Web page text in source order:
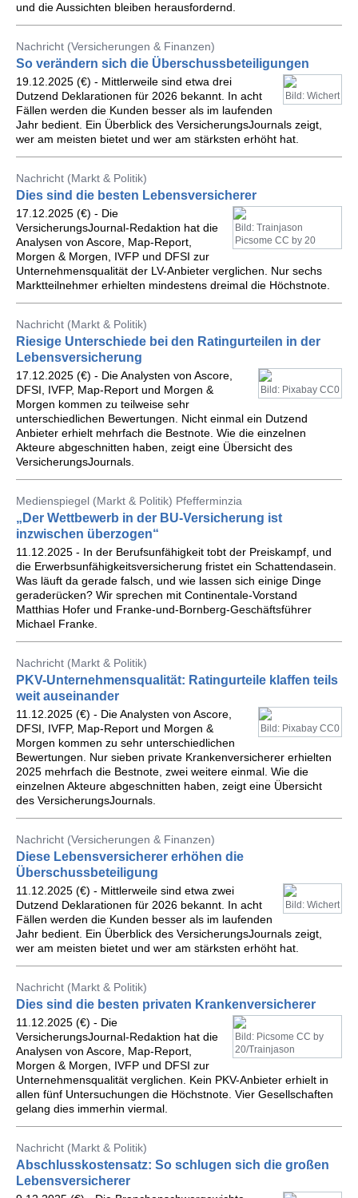
und die Aussichten bleiben herausfordernd.
Nachricht (Versicherungen & Finanzen)
So verändern sich die Überschussbeteiligungen
Bild: Wichert
19.12.2025 (€) - Mittlerweile sind etwa drei
Dutzend Deklarationen für 2026 bekannt. In acht
Fällen werden die Kunden besser als im laufenden
Jahr bedient. Ein Überblick des VersicherungsJournals zeigt,
wer am meisten bietet und wer am stärksten erhöht hat.
Nachricht (Markt & Politik)
Dies sind die besten Lebensversicherer
Bild: Trainjason
Picsome CC by 20
17.12.2025 (€) - Die
VersicherungsJournal-Redaktion hat die
Analysen von Ascore, Map-Report,
Morgen & Morgen, IVFP und DFSI zur
Unternehmensqualität der LV-Anbieter verglichen. Nur sechs
Marktteilnehmer erhielten mindestens dreimal die Höchstnote.
Nachricht (Markt & Politik)
Riesige Unterschiede bei den Ratingurteilen in der
Lebensversicherung
Bild: Pixabay CC0
17.12.2025 (€) - Die Analysten von Ascore,
DFSI, IVFP, Map-Report und Morgen &
Morgen kommen zu teilweise sehr
unterschiedlichen Bewertungen. Nicht einmal ein Dutzend
Anbieter erhielt mehrfach die Bestnote. Wie die einzelnen
Akteure abgeschnitten haben, zeigt eine Übersicht des
VersicherungsJournals.
Medienspiegel (Markt & Politik) Pfefferminzia
„Der Wettbewerb in der BU-Versicherung ist
inzwischen überzogen“
11.12.2025 - In der Berufsunfähigkeit tobt der Preiskampf, und
die Erwerbsunfähigkeitsversicherung fristet ein Schattendasein.
Was läuft da gerade falsch, und wie lassen sich einige Dinge
geraderücken? Wir sprechen mit Continentale-Vorstand
Matthias Hofer und Franke-und-Bornberg-Geschäftsführer
Michael Franke.
Nachricht (Markt & Politik)
PKV-Unternehmensqualität: Ratingurteile klaffen teils
weit auseinander
Bild: Pixabay CC0
11.12.2025 (€) - Die Analysten von Ascore,
DFSI, IVFP, Map-Report und Morgen &
Morgen kommen zu sehr unterschiedlichen
Bewertungen. Nur sieben private Krankenversicherer erhielten
2025 mehrfach die Bestnote, zwei weitere einmal. Wie die
einzelnen Akteure abgeschnitten haben, zeigt eine Übersicht
des VersicherungsJournals.
Nachricht (Versicherungen & Finanzen)
Diese Lebensversicherer erhöhen die
Überschussbeteiligung
Bild: Wichert
11.12.2025 (€) - Mittlerweile sind etwa zwei
Dutzend Deklarationen für 2026 bekannt. In acht
Fällen werden die Kunden besser als im laufenden
Jahr bedient. Ein Überblick des VersicherungsJournals zeigt,
wer am meisten bietet und wer am stärksten erhöht hat.
Nachricht (Markt & Politik)
Dies sind die besten privaten Krankenversicherer
Bild: Picsome CC by
20/Trainjason
11.12.2025 (€) - Die
VersicherungsJournal-Redaktion hat die
Analysen von Ascore, Map-Report,
Morgen & Morgen, IVFP und DFSI zur
Unternehmensqualität verglichen. Kein PKV-Anbieter erhielt in
allen fünf Untersuchungen die Höchstnote. Vier Gesellschaften
gelang dies immerhin viermal.
Nachricht (Markt & Politik)
Abschlusskostensatz: So schlugen sich die großen
Lebensversicherer